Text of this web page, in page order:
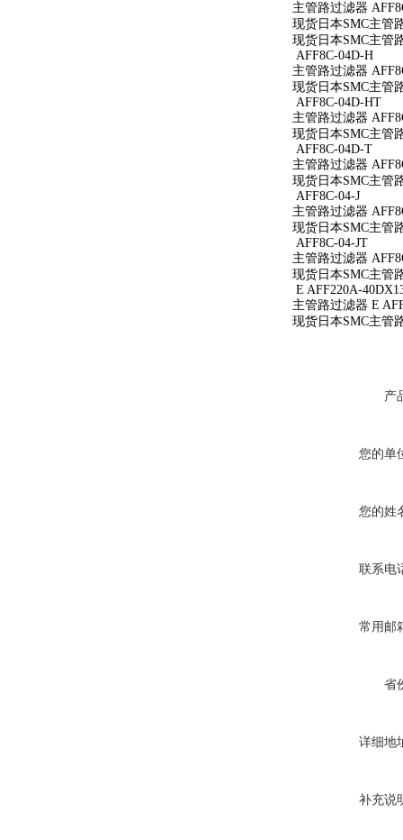
主管路过滤器
现货日本SMC主管
现货日本SMC主管
AFF8C-04D-H
主管路过滤器
现货日本SMC主管
AFF8C-04D-HT
主管路过滤器
现货日本SMC主管
AFF8C-04D-T
主管路过滤器
现货日本SMC主管
AFF8C-04-J
主管路过滤器
现货日本SMC主管
AFF8C-04-JT
主管路过滤器
现货日本SMC主管
E AFF220A-
主管路过滤器 E
现货日本SMC主管
产
您的单
您的姓
联系电
常用邮
省
详细地
补充说